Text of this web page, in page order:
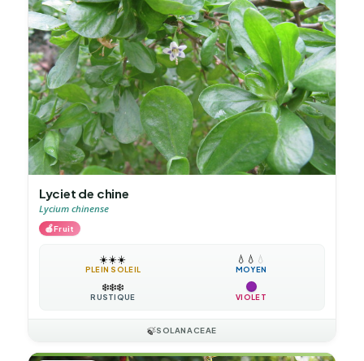
Lyciet de chine
Lycium chinense
🍎Fruit
☀️☀️☀️
PLEIN SOLEIL
💧 💧 💧
MOYEN
❄️❄️❄️
RUSTIQUE VIOLET
🍃SOLANACEAE